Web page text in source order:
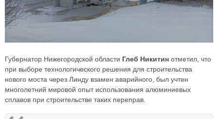
Губернатор Нижегородской области Глеб Никитин отметил, что
при выборе технологического решения для строительства
нового моста через Линду взамен аварийного, был учтен
многолетний мировой опыт использования алюминиевых
сплавов при строительстве таких переправ.